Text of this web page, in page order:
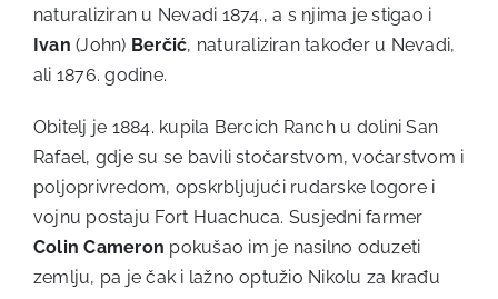
naturaliziran u Nevadi 1874., a s njima je stigao i
Ivan(John) Berčić, naturaliziran također u Nevadi,
ali 1876. godine.
Obitelj je 1884. kupila Bercich Ranch u dolini San
Rafael, gdje su se bavili stočarstvom, voćarstvom i
poljoprivredom, opskrbljujući rudarske logore i
vojnu postaju Fort Huachuca. Susjedni farmer
Colin Cameron pokušao im je nasilno oduzeti
zemlju, pa je čak i lažno optužio Nikolu za krađu